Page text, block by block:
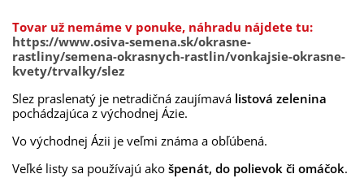
Tovar už nemáme v ponuke, náhradu nájdete tu:
https://www.osiva-semena.sk/okrasne-
rastliny/semena-okrasnych-rastlin/vonkajsie-okrasne-
kvety/trvalky/slez
Slez praslenatý je netradičná zaujímavá listová zelenina
pochádzajúca z východnej Ázie.
Vo východnej Ázii je veľmi známa a obľúbená.
Veľké listy sa používajú ako špenát, do polievok či omáčok.